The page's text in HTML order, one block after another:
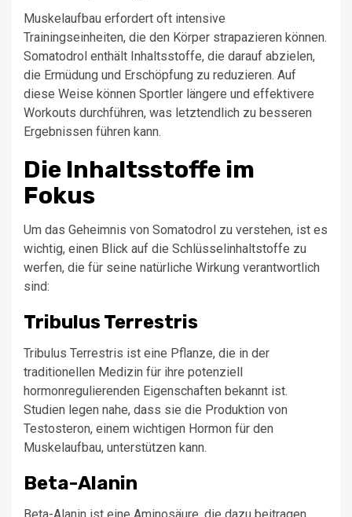
Muskelaufbau erfordert oft intensive
Trainingseinheiten, die den Körper strapazieren können.
Somatodrol enthält Inhaltsstoffe, die darauf abzielen,
die Ermüdung und Erschöpfung zu reduzieren. Auf
diese Weise können Sportler längere und effektivere
Workouts durchführen, was letztendlich zu besseren
Ergebnissen führen kann.
Die Inhaltsstoffe im
Fokus
Um das Geheimnis von Somatodrol zu verstehen, ist es
wichtig, einen Blick auf die Schlüsselinhaltstoffe zu
werfen, die für seine natürliche Wirkung verantwortlich
sind:
Tribulus Terrestris
Tribulus Terrestris ist eine Pflanze, die in der
traditionellen Medizin für ihre potenziell
hormonregulierenden Eigenschaften bekannt ist.
Studien legen nahe, dass sie die Produktion von
Testosteron, einem wichtigen Hormon für den
Muskelaufbau, unterstützen kann.
Beta-Alanin